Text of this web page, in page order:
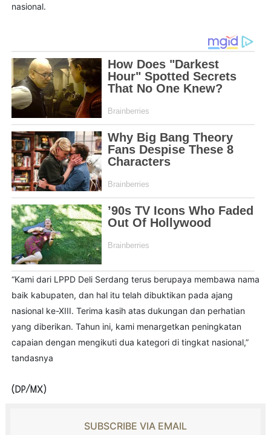
nasional.
“Kami dari LPPD Deli Serdang terus berupaya membawa nama
baik kabupaten, dan hal itu telah dibuktikan pada ajang
nasional ke-XIII. Terima kasih atas dukungan dan perhatian
yang diberikan. Tahun ini, kami menargetkan peningkatan
capaian dengan mengikuti dua kategori di tingkat nasional,”
tandasnya
(DP/MX)
SUBSCRIBE VIA EMAIL